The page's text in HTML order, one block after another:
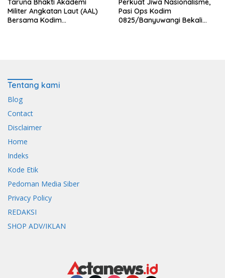
Taruna Bhakti Akademi
Militer Angkatan Laut (AAL)
Bersama Kodim
Perkuat Jiwa Nasionalisme,
Pasi Ops Kodim
0825/Banyuwangi Bekali
Tentang kami
Blog
Contact
Disclaimer
Home
Indeks
Kode Etik
Pedoman Media Siber
Privacy Policy
REDAKSI
SHOP ADV/IKLAN